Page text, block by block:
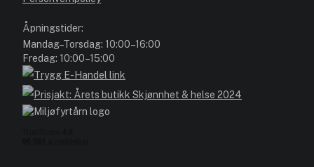
Åpningstider:
Mandag–Torsdag: 10:00–16:00
Fredag: 10:00–15:00